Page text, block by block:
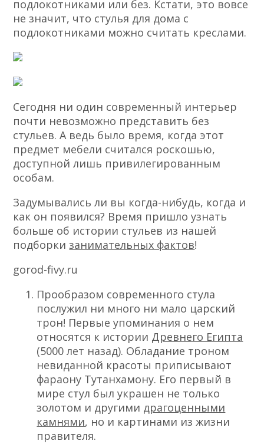
подлокотниками или без. Кстати, это вовсе
не значит, что стулья для дома с
подлокотниками можно считать креслами.
Сегодня ни один современный интерьер
почти невозможно представить без
стульев. А ведь было время, когда этот
предмет мебели считался роскошью,
доступной лишь привилегированным
особам.
Задумывались ли вы когда-нибудь, когда и
как он появился? Время пришло узнать
больше об истории стульев из нашей
подборкизанимательных фактов!
gorod-fivy.ru
Прообразом современного стула
послужил ни много ни мало царский
трон! Первые упоминания о нем
относятся к истории Древнего Египта
(5000 лет назад). Обладание троном
невиданной красоты приписывают
фараону Тутанхамону. Его первый в
мире стул был украшен не только
золотом и другими драгоценными
камнями, но и картинами из жизни
правителя.